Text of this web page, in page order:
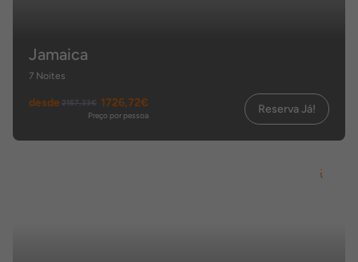
Jamaica
7 Noites
desde 2157,33€ 1726,72€
Preço por pessoa Reserva Já!